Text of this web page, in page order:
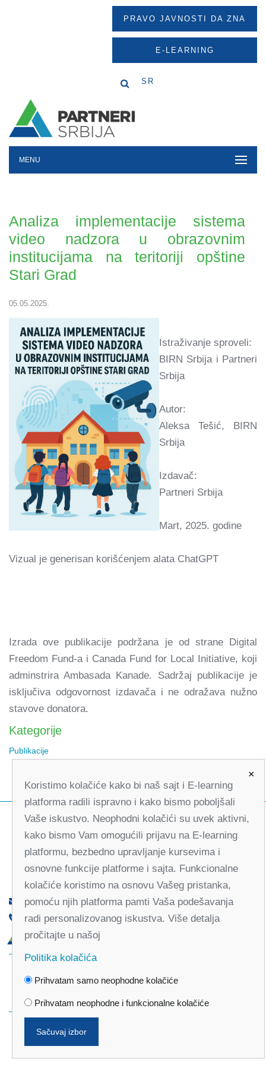
PRAVO JAVNOSTI DA ZNA
E-LEARNING
SR
MENU
Analiza implementacije sistema
video nadzora u obrazovnim
institucijama na teritoriji opštine
Stari Grad
05.05.2025.
Istraživanje sproveli:
BIRN Srbija i Partneri
Srbija
Autor:
Aleksa Tešić, BIRN
Srbija
Izdavač:
Partneri Srbija
Mart, 2025. godine
Vizual je generisan korišćenjem alata ChatGPT
Izrada ove publikacije podržana je od strane Digital
Freedom Fund-a i Canada Fund for Local Initiative, koji
adminstrira Ambasada Kanade. Sadržaj publikacije je
isključiva odgovornost izdavača i ne odražava nužno
stavove donatora.
Kategorije
Publikacije
office@partners-serbia.org
(+381 11) 32 31 551, (+381 11) 32 31 552
Kralja Milana 10, 11000 Beograd, Srbija
Politika privatnosti
×
Koristimo kolačiće kako bi naš sajt i E-learning
platforma radili ispravno i kako bismo poboljšali
Vaše iskustvo. Neophodni kolačići su uvek aktivni,
kako bismo Vam omogućili prijavu na E-learning
platformu, bezbedno upravljanje kursevima i
osnovne funkcije platforme i sajta. Funkcionalne
kolačiće koristimo na osnovu Vašeg pristanka,
pomoću njih platforma pamti Vaša podešavanja
radi personalizovanog iskustva. Više detalja
pročitajte u našoj
Politika kolačića
Prihvatam samo neophodne kolačiće
Prihvatam neophodne i funkcionalne kolačiće
Sačuvaj izbor